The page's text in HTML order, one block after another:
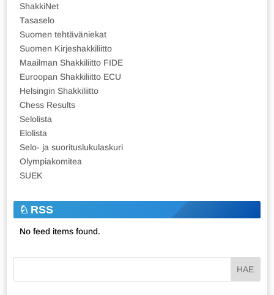
ShakkiNet
Tasaselo
Suomen tehtäväniekat
Suomen Kirjeshakkiliitto
Maailman Shakkiliitto FIDE
Euroopan Shakkiliitto ECU
Helsingin Shakkiliitto
Chess Results
Selolista
Elolista
Selo- ja suorituslukulaskuri
Olympiakomitea
SUEK
RSS
No feed items found.